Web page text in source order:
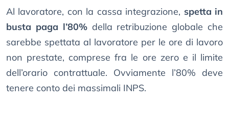
Al lavoratore, con la cassa integrazione, spetta in
busta paga l’80%della retribuzione globale che
sarebbe spettata al lavoratore per le ore di lavoro
non prestate, comprese fra le ore zero e il limite
dell’orario contrattuale. Ovviamente l’80% deve
tenere conto dei massimali INPS.